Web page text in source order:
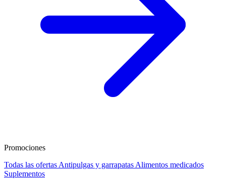
Promociones
Todas las ofertas Antipulgas y garrapatas Alimentos medicados
Suplementos